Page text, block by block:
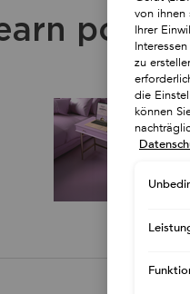
von ihnen
Ihrer
zu
die
können